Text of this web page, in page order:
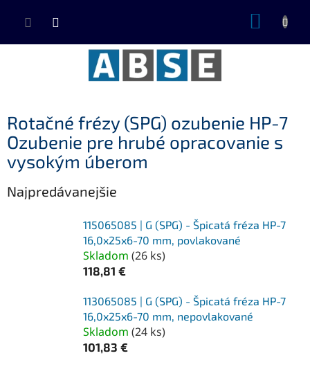
Rotačné frézy (SPG) ozubenie HP-7
Ozubenie pre hrubé opracovanie s
vysokým úberom
Najpredávanejšie
115065085 | G (SPG) - Špicatá fréza HP-7
16,0x25x6-70 mm, povlakované
Skladom (26 ks)
118,81 €
113065085 | G (SPG) - Špicatá fréza HP-7
16,0x25x6-70 mm, nepovlakované
Skladom (24 ks)
101,83 €